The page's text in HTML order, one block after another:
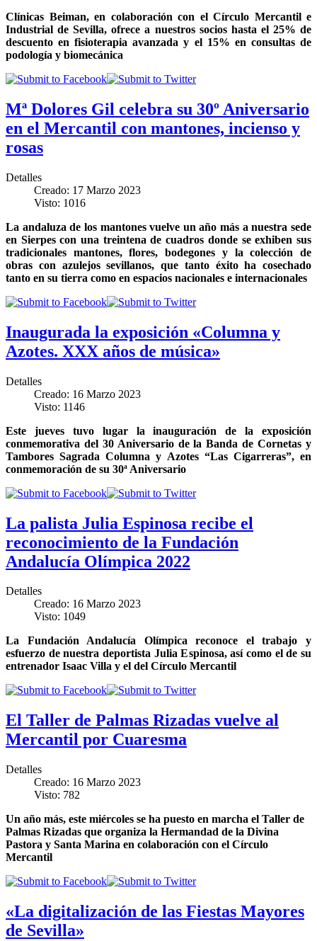
Clínicas Beiman, en colaboración con el Círculo Mercantil e
Industrial de Sevilla, ofrece a nuestros socios hasta el 25% de
descuento en fisioterapia avanzada y el 15% en consultas de
podología y biomecánica
Mª Dolores Gil celebra su 30º Aniversario
en el Mercantil con mantones, incienso y
rosas
Detalles
Creado: 17 Marzo 2023
Visto: 1016
La andaluza de los mantones vuelve un año más a nuestra sede
en Sierpes con una treintena de cuadros donde se exhiben sus
tradicionales mantones, flores, bodegones y la colección de
obras con azulejos sevillanos, que tanto éxito ha cosechado
tanto en su tierra como en espacios nacionales e internacionales
Inaugurada la exposición «Columna y
Azotes. XXX años de música»
Detalles
Creado: 16 Marzo 2023
Visto: 1146
Este jueves tuvo lugar la inauguración de la exposición
conmemorativa del 30 Aniversario de la Banda de Cornetas y
Tambores Sagrada Columna y Azotes “Las Cigarreras”, en
conmemoración de su 30ª Aniversario
La palista Julia Espinosa recibe el
reconocimiento de la Fundación
Andalucía Olímpica 2022
Detalles
Creado: 16 Marzo 2023
Visto: 1049
La Fundación Andalucía Olímpica reconoce el trabajo y
esfuerzo de nuestra deportista Julia Espinosa, así como el de su
entrenador Isaac Villa y el del Círculo Mercantil
El Taller de Palmas Rizadas vuelve al
Mercantil por Cuaresma
Detalles
Creado: 16 Marzo 2023
Visto: 782
Un año más, este miércoles se ha puesto en marcha el Taller de
Palmas Rizadas que organiza la Hermandad de la Divina
Pastora y Santa Marina en colaboración con el Círculo
Mercantil
«La digitalización de las Fiestas Mayores
de Sevilla»